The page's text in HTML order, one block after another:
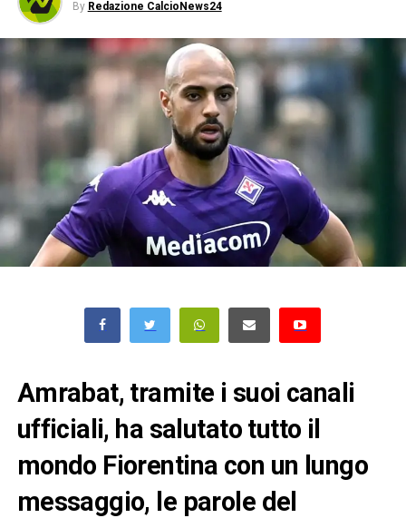
By Redazione CalcioNews24
Amrabat, tramite i suoi canali
ufficiali, ha salutato tutto il
mondo Fiorentina con un lungo
messaggio, le parole del